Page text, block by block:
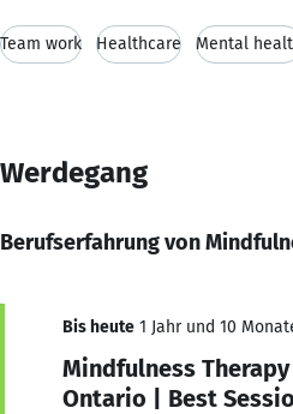
Team work Healthcare Mental
Werdegang
Berufserfahrung von
Bis heute 1 Jahr und 10
Mindfulness
Ontario | Best